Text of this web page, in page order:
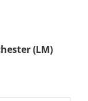
(LM)